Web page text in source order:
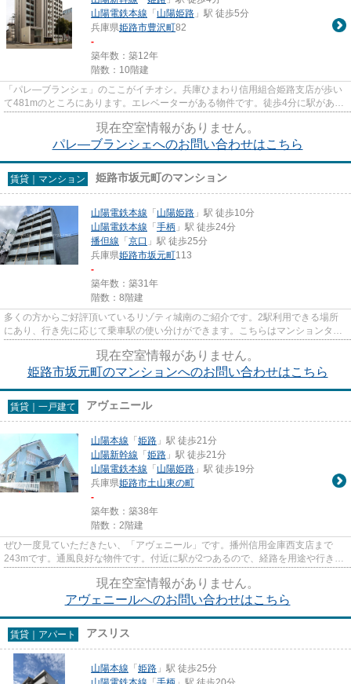
山陽電鉄本線 「山陽姫路 」駅 徒歩5分
兵庫県姫路市豊沢町82
-
築年数：築12年
階数：10階建
「パレ―ブランシェ」のここがイチオシ。兵庫ひまわり信用組合姫路支店が歩い
て481mのところにあります。エレベーターがある物件です。徒歩4分に駅がある
物件です。当社スタッフが地域...
現在空室情報がありません。
パレ―ブランシェへのお問い合わせはこちら
賃貸｜マンション 姫路市坂元町のマンション
山陽電鉄本線 「山陽姫路 」駅 徒歩10分
山陽電鉄本線 「手柄 」駅 徒歩24分
播但線 「京口 」駅 徒歩25分
兵庫県姫路市坂元町113
-
築年数：築31年
階数：8階建
多くの方からご好評頂いているリゾティ城南のご紹介です。2駅利用できる場所
にあり、行き先に応じて乗車駅の使い分けができます。こちらはマンションタイ
プになります。こちらはエレベ...
現在空室情報がありません。
姫路市坂元町のマンションへのお問い合わせはこちら
賃貸｜一戸建て アヴェニール
山陽本線 「姫路 」駅 徒歩21分
山陽新幹線 「姫路 」駅 徒歩21分
山陽電鉄本線 「山陽姫路 」駅 徒歩19分
兵庫県姫路市土山東の町
-
築年数：築38年
階数：2階建
ぜひ一度見ていただきたい、「アヴェニール」です。播州信用金庫西支店まで
243mです。通風良好な物件です。付近に駅が2つあるので、経路を用途や行き先
によって選べる物件です。自分に...
現在空室情報がありません。
アヴェニールへのお問い合わせはこちら
賃貸｜アパート アスリス
山陽本線 「姫路 」駅 徒歩25分